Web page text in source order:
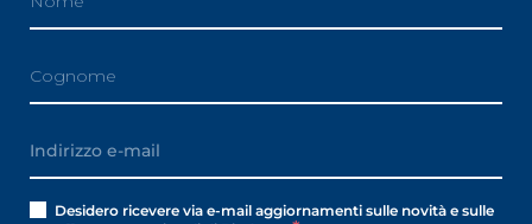
Desidero ricevere via e-mail aggiornamenti sulle novità e sulle